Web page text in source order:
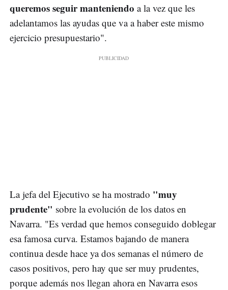
queremos seguir manteniendo a la vez que les
adelantamos las ayudas que va a haber este mismo
ejercicio presupuestario".
La jefa del Ejecutivo se ha mostrado "muy
prudente" sobre la evolución de los datos en
Navarra. "Es verdad que hemos conseguido doblegar
esa famosa curva. Estamos bajando de manera
continua desde hace ya dos semanas el número de
casos positivos, pero hay que ser muy prudentes,
porque además nos llegan ahora en Navarra esos